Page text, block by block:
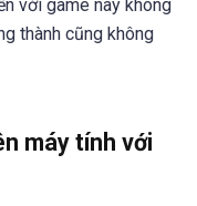
với game này không
thành cũng không
máy tính với